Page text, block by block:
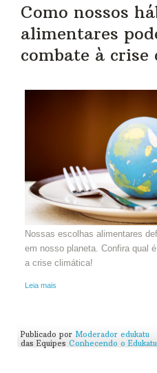
Como nossos
alimentares
combate à crise
Nossas escolhas alimentares
em nosso planeta. Confira qual
a crise climática!
Leia mais
Publicado por Moderador edukatu
das Equipes Conhecendo o Edukatu